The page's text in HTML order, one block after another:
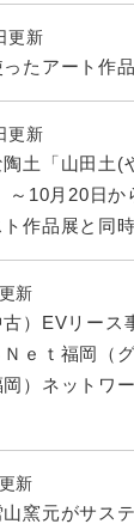
更新
たアート作
更新
土「山田土(
～10月20日か
作品展と同
新
古）EVリー
ｅｔ福岡（
）ネットワ
新
窯元がサス